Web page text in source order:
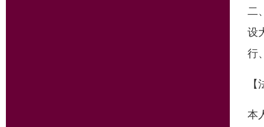
二
设
行
本